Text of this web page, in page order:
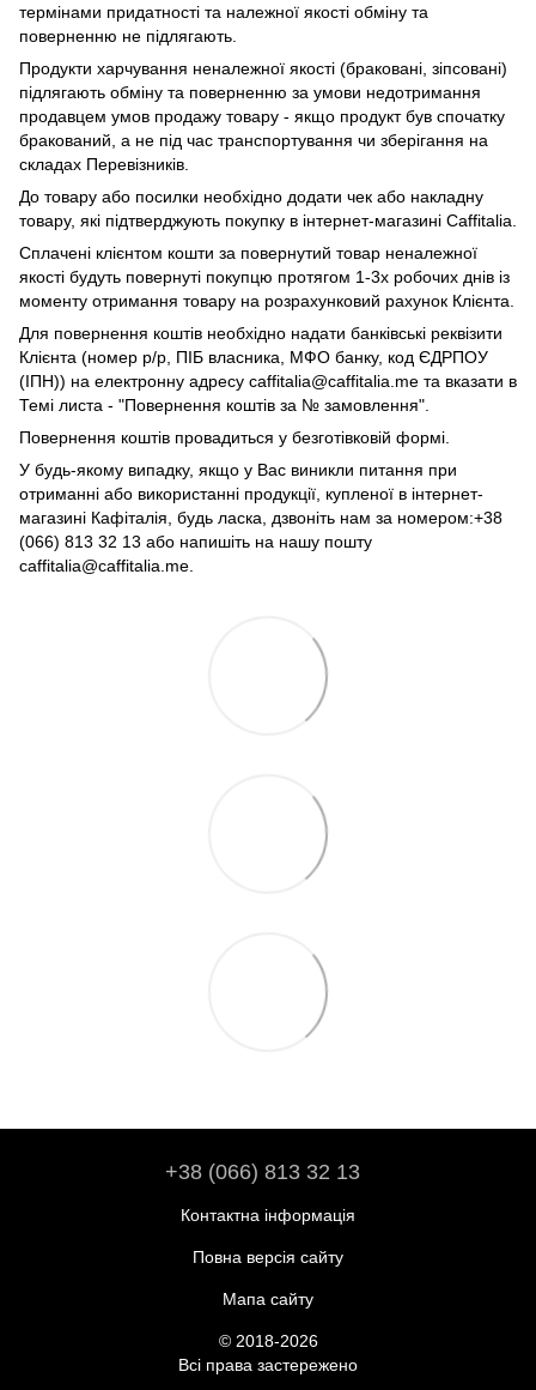
термінами придатності та належної якості обміну та
поверненню не підлягають.
Продукти харчування неналежної якості (браковані, зіпсовані)
підлягають обміну та поверненню за умови недотримання
продавцем умов продажу товару - якщо продукт був спочатку
бракований, а не під час транспортування чи зберігання на
складах Перевізників.
До товару або посилки необхідно додати чек або накладну
товару, які підтверджують покупку в інтернет-магазині Caffitalia.
Сплачені клієнтом кошти за повернутий товар неналежної
якості будуть повернуті покупцю протягом 1-3х робочих днів із
моменту отримання товару на розрахунковий рахунок Клієнта.
Для повернення коштів необхідно надати банківські реквізити
Клієнта (номер р/р, ПІБ власника, МФО банку, код ЄДРПОУ
(ІПН)) на електронну адресу caffitalia@caffitalia.me та вказати в
Темі листа - "Повернення коштів за № замовлення".
Повернення коштів провадиться у безготівковій формі.
У будь-якому випадку, якщо у Вас виникли питання при
отриманні або використанні продукції, купленої в інтернет-
магазині Кафіталія, будь ласка, дзвоніть нам за номером:+38
(066) 813 32 13 або напишіть на нашу пошту
caffitalia@caffitalia.me.
+38 (066) 813 32 13
Контактна інформація
Повна версія сайту
Мапа сайту
© 2018-2026
Всі права застережено